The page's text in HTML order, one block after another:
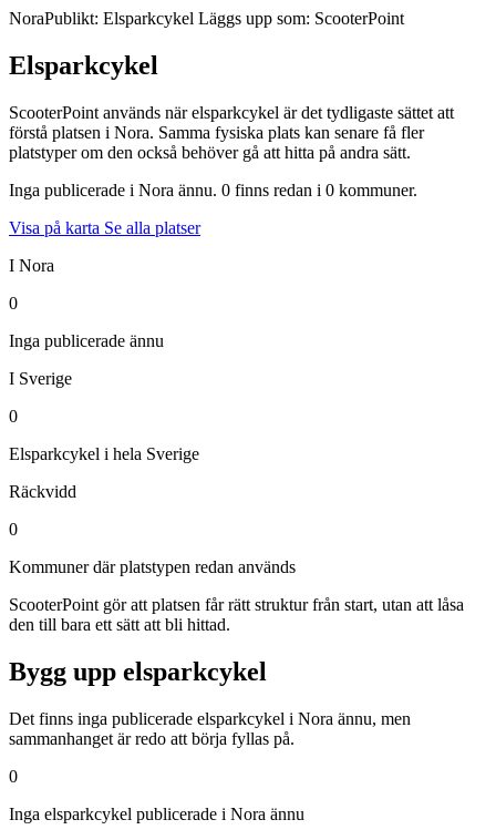
NoraPublikt: Elsparkcykel Läggs upp som: ScooterPoint
Elsparkcykel
ScooterPoint används när elsparkcykel är det tydligaste sättet att
förstå platsen i Nora. Samma fysiska plats kan senare få fler
platstyper om den också behöver gå att hitta på andra sätt.
Inga publicerade i Nora ännu. 0 finns redan i 0 kommuner.
Visa på karta Se alla platser
I Nora
0
Inga publicerade ännu
I Sverige
0
Elsparkcykel i hela Sverige
Räckvidd
0
Kommuner där platstypen redan används
ScooterPoint gör att platsen får rätt struktur från start, utan att låsa
den till bara ett sätt att bli hittad.
Bygg upp elsparkcykel
Det finns inga publicerade elsparkcykel i Nora ännu, men
sammanhanget är redo att börja fyllas på.
0
Inga elsparkcykel publicerade i Nora ännu